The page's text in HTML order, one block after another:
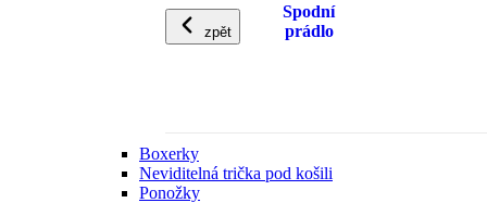
zpět
Spodní
prádlo
Boxerky
Neviditelná trička pod košili
Ponožky